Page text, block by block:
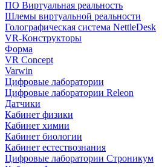
ПО Виртуальная реальность
Шлемы виртуальной реальности
Голографическая система NettleDesk
VR-Конструкторы
Форма
VR Concept
Varwin
Цифровые лаборатории
Цифровые лаборатории Releon
Датчики
Кабинет физики
Кабинет химии
Кабинет биологии
Кабинет естествознания
Цифровые лаборатории Строникум